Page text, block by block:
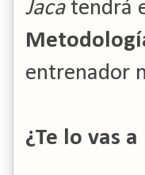
Jacatendrá
entrenador
¿Te lo vas